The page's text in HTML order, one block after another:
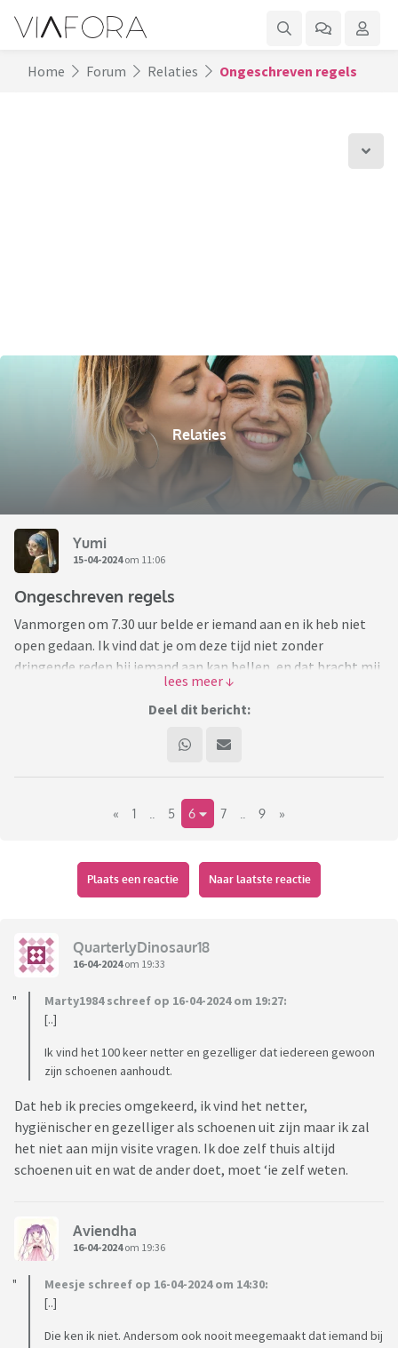
Home Forum Relaties Ongeschreven regels
Relaties
Yumi
15-04-2024om 11:06
Ongeschreven regels
Vanmorgen om 7.30 uur belde er iemand aan en ik heb niet
open gedaan. Ik vind dat je om deze tijd niet zonder
dringende reden bij iemand aan kan bellen, en dat bracht mij
Ik begrijp dat niet iedereen dezelfde normen en waarden
Het blijft me bezighouden, kennen jullie ongeschreven
regels en zijn ze belangrijk voor je?
Niet voor 9 uur 's morgens aanbellen en niet na 21 uur in de
niet op de speaker.
Laat de nieuwe vlam van je vriend/vriendin met rust.
klaar bent.
Op het strand/zwembad, geen foto's maken van de mensen
om je heen.
Niet de rekening in 2en splitsen als jij je hebt vol laten lopen,
Deel dit bericht:
« 1 5 6 7 9 »
Plaats een reactie Naar laatste reactie
QuarterlyDinosaur18
16-04-2024om 19:33
Marty1984 schreef op 16-04-2024 om 19:27:
[..]
Ik vind het 100 keer netter en gezelliger dat iedereen gewoon
zijn schoenen aanhoudt.
Dat heb ik precies omgekeerd, ik vind het netter,
hygiënischer en gezelliger als schoenen uit zijn maar ik zal
het niet aan mijn visite vragen. Ik doe zelf thuis altijd
schoenen uit en wat de ander doet, moet ‘ie zelf weten.
Aviendha
16-04-2024om 19:36
Meesje schreef op 16-04-2024 om 14:30:
[..]
Die ken ik niet. Andersom ook nooit meegemaakt dat iemand bij